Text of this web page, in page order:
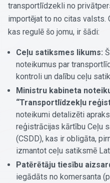
transportlīdzekli no
importējat to no citas valsts.
kas regulē šo jomu, ir šādi:
Ceļu satiksmes likums:
noteikumus par
kontroli un dalību ceļu
Ministru kabineta
“Transportlīdzekļu
noteikumi detalizēti
reģistrācijas kārtību Ceļu
(CSDD), kas ir obligāta,
izmantot ceļu satiksmē
Patērētāju tiesību
iegādāts no komersanta